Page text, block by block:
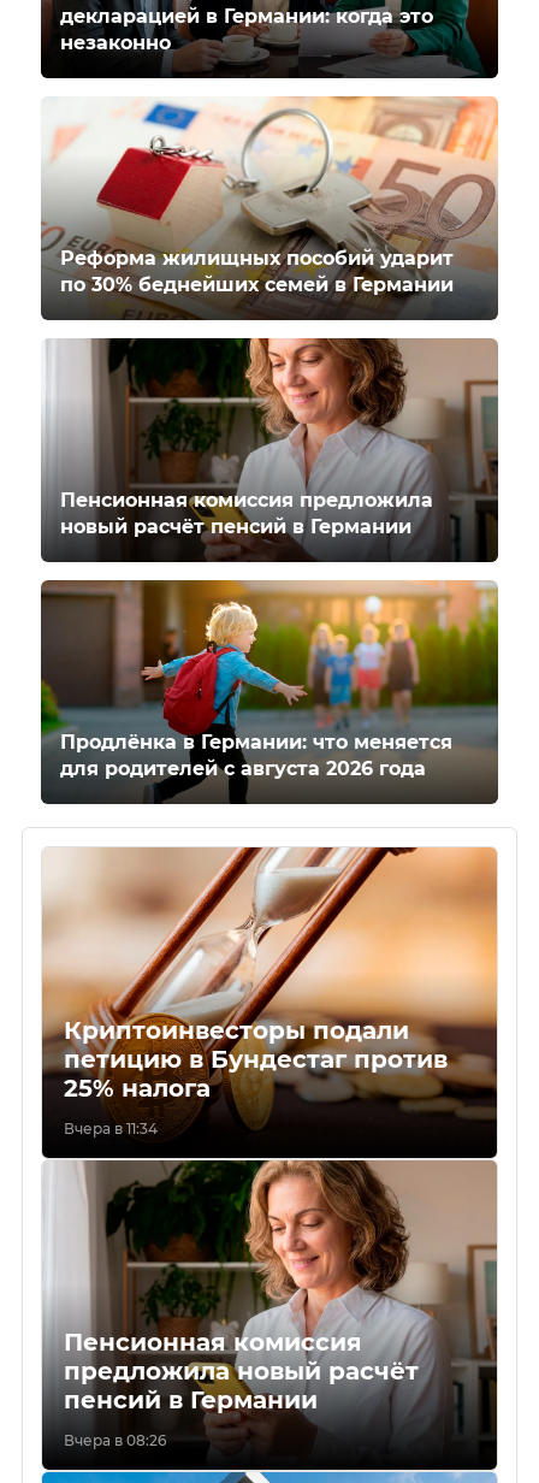
декларацией в Германии: когда это
незаконно
Реформа жилищных пособий ударит
по 30% беднейших семей в Германии
Пенсионная комиссия предложила
новый расчёт пенсий в Германии
Продлёнка в Германии: что меняется
для родителей с августа 2026 года
Криптоинвесторы подали
петицию в Бундестаг против
25% налога
Вчера в 11:34
Пенсионная комиссия
предложила новый расчёт
пенсий в Германии
Вчера в 08:26